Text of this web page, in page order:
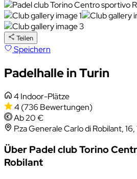
Teilen
Speichern
Padelhalle in Turin
4 Indoor-Plätze
4(736 Bewertungen)
Ab 20 €
P.za Generale Carlo di Robilant,
Über Padel club Torino
Robilant